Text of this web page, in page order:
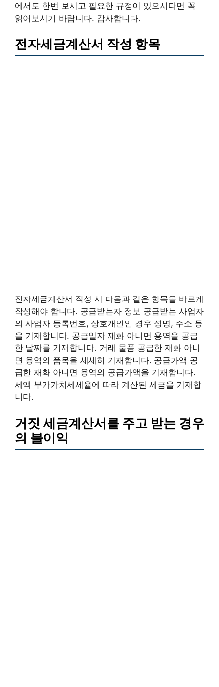
에서도 한번 보시고 필요한 규정이 있으시다면 꼭
읽어보시기 바랍니다. 감사합니다.
전자세금계산서 작성 항목
전자세금계산서 작성 시 다음과 같은 항목을 바르게
작성해야 합니다. 공급받는자 정보 공급받는 사업자
의 사업자 등록번호, 상호개인인 경우 성명, 주소 등
을 기재합니다. 공급일자 재화 아니면 용역을 공급
한 날짜를 기재합니다. 거래 물품 공급한 재화 아니
면 용역의 품목을 세세히 기재합니다. 공급가액 공
급한 재화 아니면 용역의 공급가액을 기재합니다.
세액 부가가치세세율에 따라 계산된 세금을 기재합
니다.
거짓 세금계산서를 주고 받는 경우
의 불이익